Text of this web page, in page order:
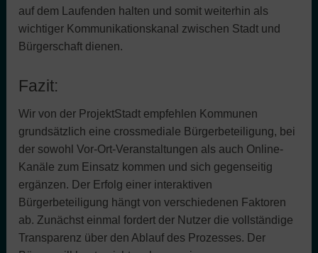
auf dem Laufenden halten und somit weiterhin als
wichtiger Kommunikationskanal zwischen Stadt und
Bürgerschaft dienen.
Fazit:
Wir von der ProjektStadt empfehlen Kommunen
grundsätzlich eine crossmediale Bürgerbeteiligung, bei
der sowohl Vor-Ort-Veranstaltungen als auch Online-
Kanäle zum Einsatz kommen und sich gegenseitig
ergänzen. Der Erfolg einer interaktiven
Bürgerbeteiligung hängt von verschiedenen Faktoren
ab. Zunächst einmal fordert der Nutzer die vollständige
Transparenz über den Ablauf des Prozesses. Der